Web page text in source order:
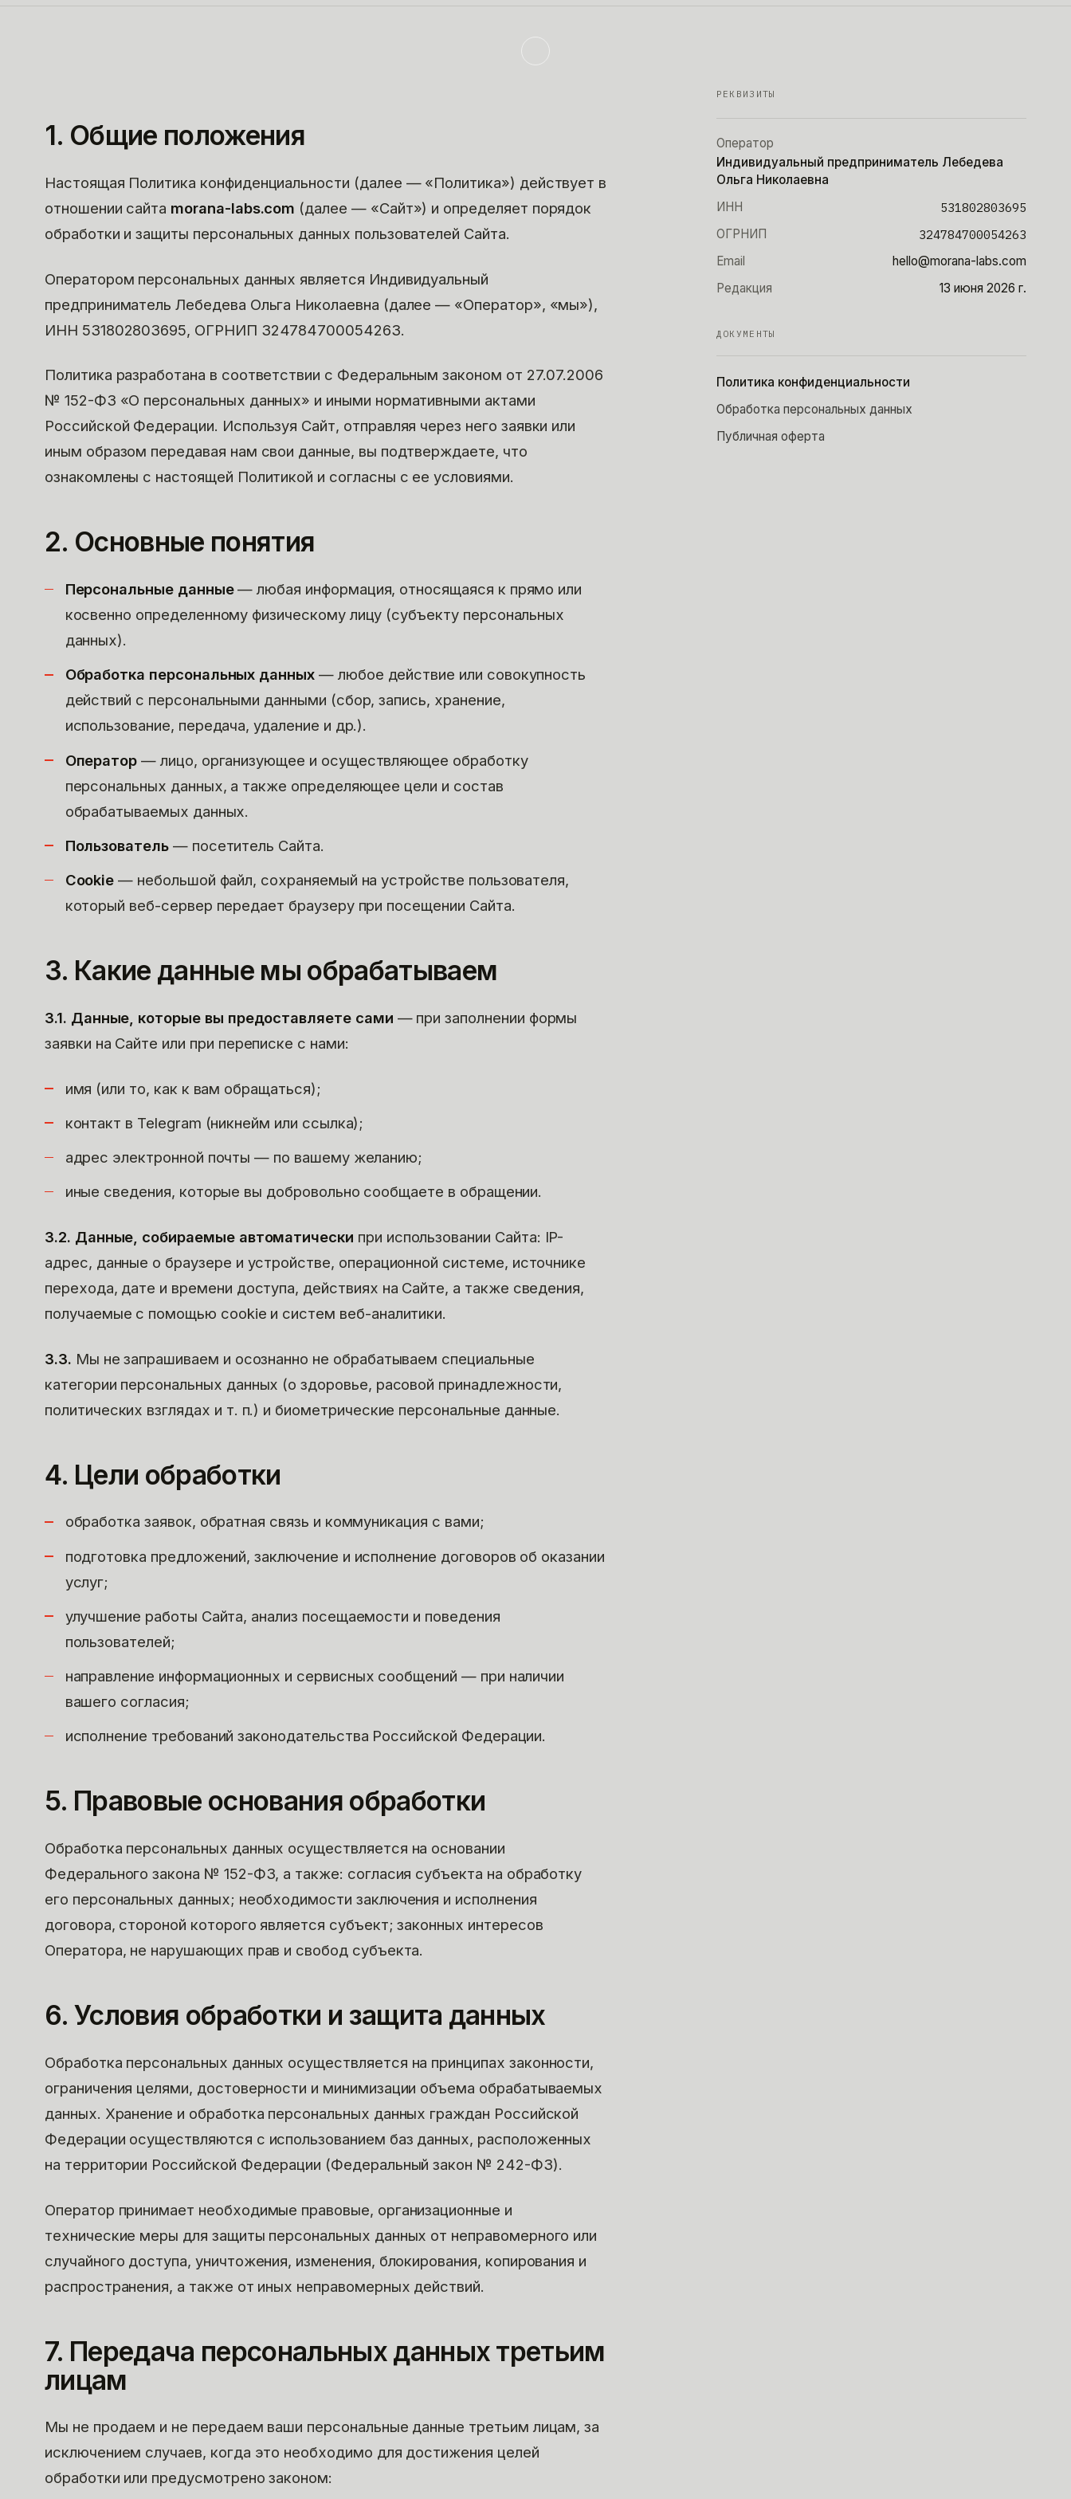
1. Общие положения
Настоящая Политика конфиденциальности (далее — «Политика») действует в
отношении сайта morana-labs.com (далее — «Сайт») и определяет порядок
обработки и защиты персональных данных пользователей Сайта.
Оператором персональных данных является Индивидуальный
предприниматель Лебедева Ольга Николаевна (далее — «Оператор», «мы»),
ИНН 531802803695, ОГРНИП 324784700054263.
Политика разработана в соответствии с Федеральным законом от 27.07.2006
№ 152-ФЗ «О персональных данных» и иными нормативными актами
Российской Федерации. Используя Сайт, отправляя через него заявки или
иным образом передавая нам свои данные, вы подтверждаете, что
ознакомлены с настоящей Политикой и согласны с ее условиями.
2. Основные понятия
Персональные данные— любая информация, относящаяся к прямо или
косвенно определенному физическому лицу (субъекту персональных
данных).
Обработка персональных данных — любое действие или совокупность
действий с персональными данными (сбор, запись, хранение,
использование, передача, удаление и др.).
Оператор — лицо, организующее и осуществляющее обработку
персональных данных, а также определяющее цели и состав
обрабатываемых данных.
Пользователь— посетитель Сайта.
Cookie — небольшой файл, сохраняемый на устройстве пользователя,
который веб-сервер передает браузеру при посещении Сайта.
3. Какие данные мы обрабатываем
3.1. Данные, которые вы предоставляете сами — при заполнении формы
заявки на Сайте или при переписке с нами:
имя (или то, как к вам обращаться);
контакт в Telegram (никнейм или ссылка);
адрес электронной почты — по вашему желанию;
иные сведения, которые вы добровольно сообщаете в обращении.
3.2. Данные, собираемые автоматически при использовании Сайта: IP-
адрес, данные о браузере и устройстве, операционной системе, источнике
перехода, дате и времени доступа, действиях на Сайте, а также сведения,
получаемые с помощью cookie и систем веб-аналитики.
3.3. Мы не запрашиваем и осознанно не обрабатываем специальные
категории персональных данных (о здоровье, расовой принадлежности,
политических взглядах и т. п.) и биометрические персональные данные.
4. Цели обработки
обработка заявок, обратная связь и коммуникация с вами;
подготовка предложений, заключение и исполнение договоров об оказании
услуг;
улучшение работы Сайта, анализ посещаемости и поведения
пользователей;
направление информационных и сервисных сообщений — при наличии
вашего согласия;
исполнение требований законодательства Российской Федерации.
5. Правовые основания обработки
Обработка персональных данных осуществляется на основании
Федерального закона № 152-ФЗ, а также: согласия субъекта на обработку
его персональных данных; необходимости заключения и исполнения
договора, стороной которого является субъект; законных интересов
Оператора, не нарушающих прав и свобод субъекта.
6. Условия обработки и защита данных
Обработка персональных данных осуществляется на принципах законности,
ограничения целями, достоверности и минимизации объема обрабатываемых
данных. Хранение и обработка персональных данных граждан Российской
Федерации осуществляются с использованием баз данных, расположенных
на территории Российской Федерации (Федеральный закон № 242-ФЗ).
Оператор принимает необходимые правовые, организационные и
технические меры для защиты персональных данных от неправомерного или
случайного доступа, уничтожения, изменения, блокирования, копирования и
распространения, а также от иных неправомерных действий.
7. Передача персональных данных третьим
лицам
Мы не продаем и не передаем ваши персональные данные третьим лицам, за
исключением случаев, когда это необходимо для достижения целей
обработки или предусмотрено законом:
РЕКВИЗИТЫ
Оператор
Индивидуальный предприниматель Лебедева
Ольга Николаевна
ИНН
531802803695
ОГРНИП 324784700054263
Email
hello@morana-labs.com
Редакция
13 июня 2026 г.
ДОКУМЕНТЫ
Политика конфиденциальности
Обработка персональных данных
Публичная оферта